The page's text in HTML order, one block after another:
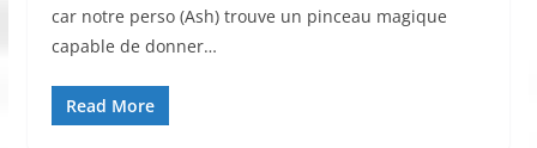
car notre perso (Ash) trouve un pinceau magique
capable de donner…
Read More